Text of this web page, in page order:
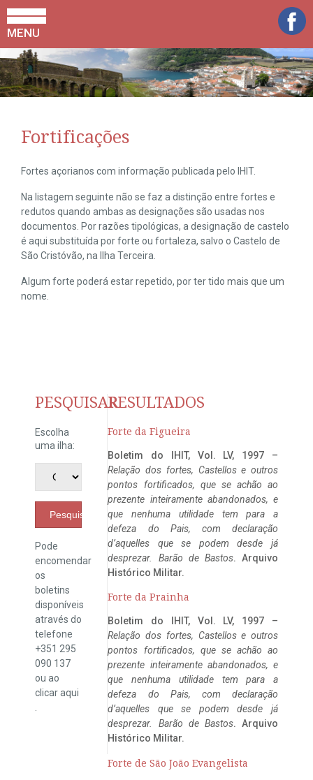
MENU
Fortificações
Fortes açorianos com informação publicada pelo IHIT.
Na listagem seguinte não se faz a distinção entre fortes e
redutos quando ambas as designações são usadas nos
documentos. Por razões tipológicas, a designação de castelo
é aqui substituída por forte ou fortaleza, salvo o Castelo de
São Cristóvão, na Ilha Terceira.
Algum forte poderá estar repetido, por ter tido mais que um
nome.
PESQUISAR
Escolha
uma ilha:
Pesquisar
Pode
encomendar
os
boletins
disponíveis
através do
telefone
+351 295
090 137
ou ao
clicaraqui
RESULTADOS
Forte da Figueira
Boletim do IHIT, Vol. LV, 1997 –
Relação dos fortes, Castellos e outros
pontos fortificados, que se achão ao
prezente inteiramente abandonados, e
que nenhuma utilidade tem para a
defeza do Pais, com declaração
d’aquelles que se podem desde já
desprezar. Barão de Bastos. Arquivo
Histórico Militar.
Forte da Prainha
Boletim do IHIT, Vol. LV, 1997 –
Relação dos fortes, Castellos e outros
pontos fortificados, que se achão ao
prezente inteiramente abandonados, e
que nenhuma utilidade tem para a
defeza do Pais, com declaração
d’aquelles que se podem desde já
desprezar. Barão de Bastos. Arquivo
Histórico Militar.
Forte de São João Evangelista